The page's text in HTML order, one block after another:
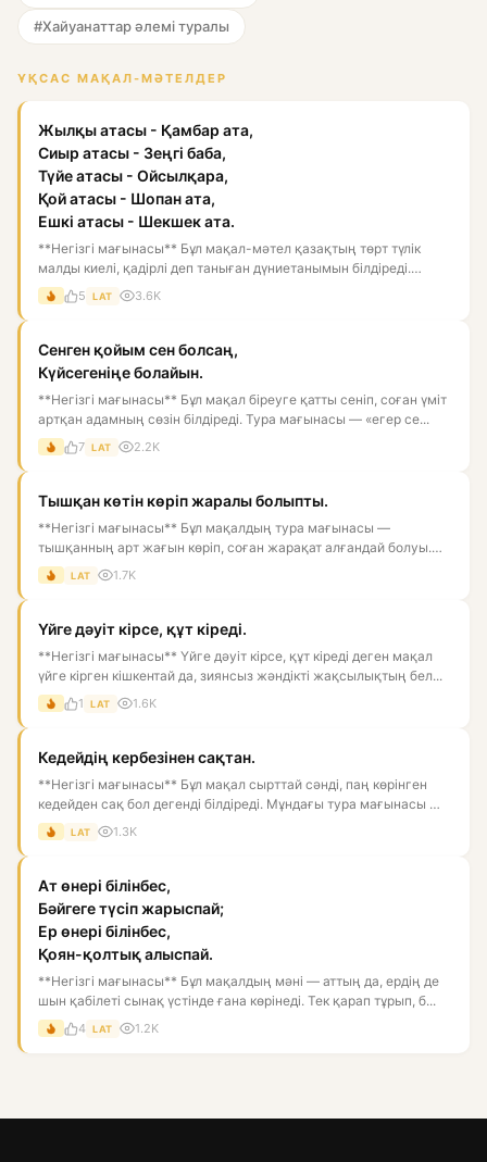
#Хайуанаттар әлемі туралы
ҰҚСАС МАҚАЛ-МӘТЕЛДЕР
Жылқы атасы - Қамбар ата,
Сиыр атасы - Зеңгі баба,
Түйе атасы - Ойсылқара,
Қой атасы - Шопан ата,
Ешкі атасы - Шекшек ата.
**Негізгі мағынасы** Бұл мақал-мәтел қазақтың төрт түлік
малды киелі, қадірлі деп таныған дүниетанымын білдіреді.
Мұнда...
5 LAT 3.6K
Сенген қойым сен болсаң,
Күйсегеніңе болайын.
**Негізгі мағынасы** Бұл мақал біреуге қатты сеніп, соған үміт
артқан адамның сөзін білдіреді. Тура мағынасы — «егер се...
7 LAT 2.2K
Тышқан көтін көріп жаралы болыпты.
**Негізгі мағынасы** Бұл мақалдың тура мағынасы —
тышқанның арт жағын көріп, соған жарақат алғандай болуы.
Астарлы мағын...
LAT 1.7K
Үйге дәуіт кірсе, құт кіреді.
**Негізгі мағынасы** Үйге дәуіт кірсе, құт кіреді деген мақал
үйге кірген кішкентай да, зиянсыз жәндікті жақсылықтың бел...
1 LAT 1.6K
Кедейдің кербезінен сақтан.
**Негізгі мағынасы** Бұл мақал сырттай сәнді, паң көрінген
кедейден сақ бол дегенді білдіреді. Мұндағы тура мағынасы —
к...
LAT 1.3K
Ат өнері білінбес,
Бәйгеге түсіп жарыспай;
Ер өнері білінбес,
Қоян-қолтық алыспай.
**Негізгі мағынасы** Бұл мақалдың мәні — аттың да, ердің де
шын қабілеті сынақ үстінде ғана көрінеді. Тек қарап тұрып, б...
4 LAT 1.2K